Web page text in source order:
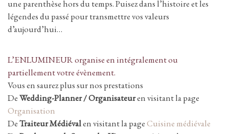
une parenthèse hors du temps. Puisez dans l’histoire et les
légendes du passé pour transmettre vos valeurs
d’aujourd’hui…
L’ENLUMINEUR organise en intégralement ou
partiellement votre évènement.
Vous en saurez plus sur nos prestations
DeWedding-Planner / Organisateuren visitant la page
Organisation
DeTraiteur Médiévalen visitant la pageCuisine médiévale